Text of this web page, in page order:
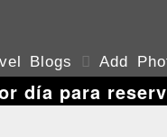
Blogs  Add
día para